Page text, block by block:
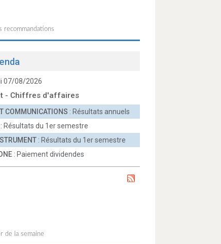
recommandations
07/08/2026
- Chiffres d'affaires
COMMUNICATIONS : Résultats annuels
: Résultats du 1er semestre
: Résultats du 1er semestre
: Paiement dividendes
de la semaine